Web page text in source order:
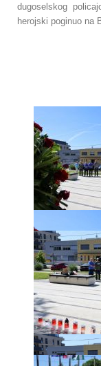
dugoselskog
herojski poginuo na